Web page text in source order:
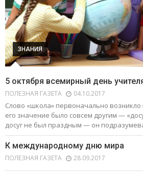
ЗНАНИЯ
5 октября всемирный день
ПОЛЕЗНАЯ ГАЗЕТА 04.10.2017
Слово «школа» первоначально
его значение было совсем другим —
досуг не был праздным — он
К международному дню мира
ПОЛЕЗНАЯ ГАЗЕТА 28.09.2017